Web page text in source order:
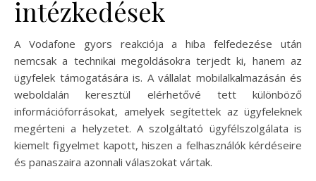
intézkedések
A Vodafone gyors reakciója a hiba felfedezése után
nemcsak a technikai megoldásokra terjedt ki, hanem az
ügyfelek támogatására is. A vállalat mobilalkalmazásán és
weboldalán keresztül elérhetővé tett különböző
információforrásokat, amelyek segítettek az ügyfeleknek
megérteni a helyzetet. A szolgáltató ügyfélszolgálata is
kiemelt figyelmet kapott, hiszen a felhasználók kérdéseire
és panaszaira azonnali válaszokat vártak.